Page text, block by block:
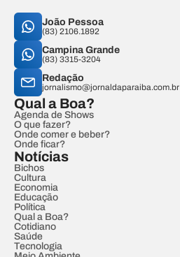
João Pessoa
(83) 2106.1892
Campina Grande
(83) 3315-3204
Redação
jornalismo@jornaldaparaiba.com.br
Qual a Boa?
Agenda de Shows
O que fazer?
Onde comer e beber?
Onde ficar?
Notícias
Bichos
Cultura
Economia
Educação
Política
Qual a Boa?
Cotidiano
Saúde
Tecnologia